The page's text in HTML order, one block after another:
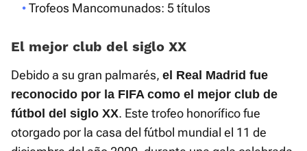
Trofeos Mancomunados: 5 títulos
El mejor club del siglo XX
Debido a su gran palmarés, el Real Madrid fue
reconocido por la FIFA como el mejor club de
fútbol del siglo XX. Este trofeo honorífico fue
otorgado por la casa del fútbol mundial el 11 de